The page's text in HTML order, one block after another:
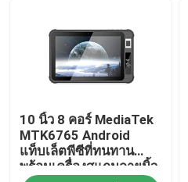
ทัวร์โรงงาน
ติดต่อเรา
10 นิ้ว 8 คอร์ MediaTek
MTK6765 Android
แท็บเล็ตพีซีที่ทนทาน
พร้อมเครื่องสแกนลายนิ้ว